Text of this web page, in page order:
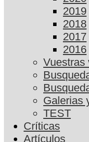
2019
2018
2017
2016
Vuestras
Galerias
TEST
Críticas
Artículos